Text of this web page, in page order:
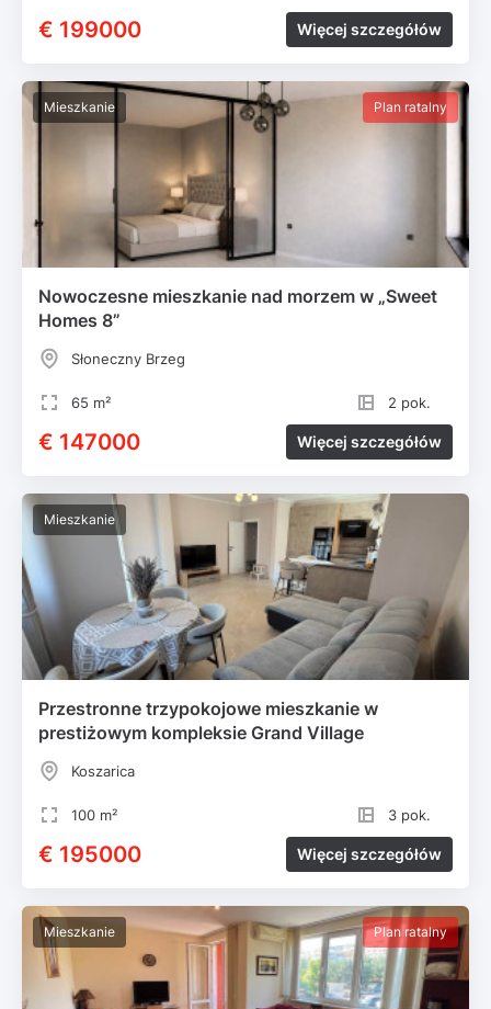
€ 199000 Więcej szczegółów
Mieszkanie Plan ratalny
Nowoczesne mieszkanie nad morzem w „Sweet
Homes 8”
Słoneczny Brzeg
65 m² 2 pok.
€ 147000 Więcej szczegółów
Mieszkanie
Przestronne trzypokojowe mieszkanie w
prestiżowym kompleksie Grand Village
Koszarica
100 m² 3 pok.
€ 195000 Więcej szczegółów
Mieszkanie Plan ratalny